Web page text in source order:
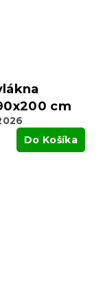
cm
Do Košíka